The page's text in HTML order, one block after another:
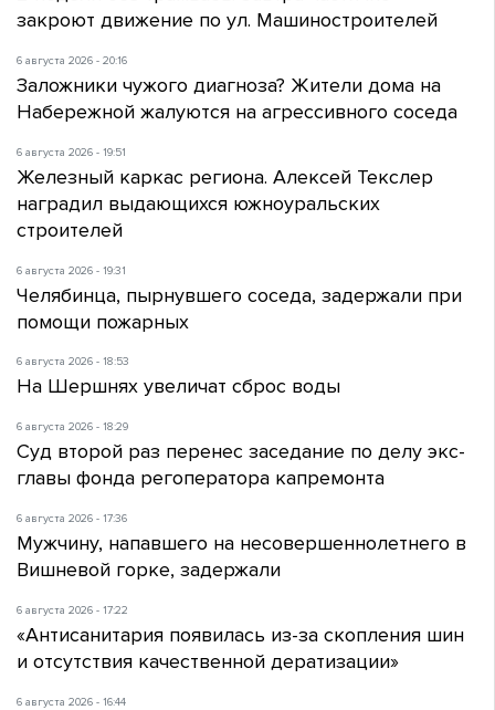
закроют движение по ул. Машиностроителей
6 августа 2026 - 20:16
Заложники чужого диагноза? Жители дома на
Набережной жалуются на агрессивного соседа
6 августа 2026 - 19:51
Железный каркас региона. Алексей Текслер
наградил выдающихся южноуральских
строителей
6 августа 2026 - 19:31
Челябинца, пырнувшего соседа, задержали при
помощи пожарных
6 августа 2026 - 18:53
На Шершнях увеличат сброс воды
6 августа 2026 - 18:29
Суд второй раз перенес заседание по делу экс-
главы фонда регоператора капремонта
6 августа 2026 - 17:36
Мужчину, напавшего на несовершеннолетнего в
Вишневой горке, задержали
6 августа 2026 - 17:22
«Антисанитария появилась из-за скопления шин
и отсутствия качественной дератизации»
6 августа 2026 - 16:44